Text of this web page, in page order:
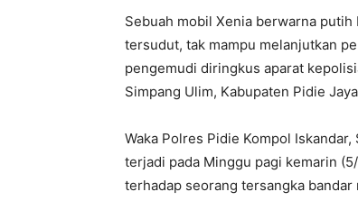
Sebuah mobil Xenia berwarna
tersudut, tak mampu melanjutkan
pengemudi diringkus aparat
Simpang Ulim, Kabupaten Pidie
Waka Polres Pidie Kompol
terjadi pada Minggu pagi kemarin
terhadap seorang tersangka